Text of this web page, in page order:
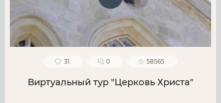
31 0 58565
Виртуальный тур "Церковь Христа"